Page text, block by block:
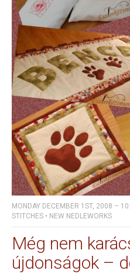
MONDAY DECEMBER 1ST, 2008 –
STITCHES • NEW NEDLEWORKS
Még nem
újdonságok –